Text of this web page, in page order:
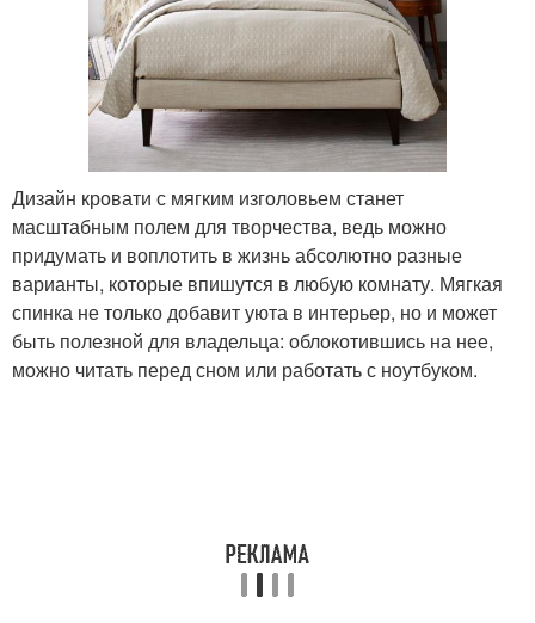
Дизайн кровати с мягким изголовьем станет
масштабным полем для творчества, ведь можно
придумать и воплотить в жизнь абсолютно разные
варианты, которые впишутся в любую комнату. Мягкая
спинка не только добавит уюта в интерьер, но и может
быть полезной для владельца: облокотившись на нее,
можно читать перед сном или работать с ноутбуком.